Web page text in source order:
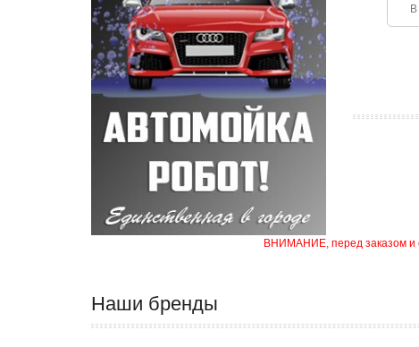
ВНИМАНИЕ, перед заказом и
Наши бренды